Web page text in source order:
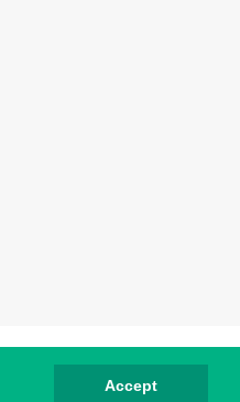
Accept